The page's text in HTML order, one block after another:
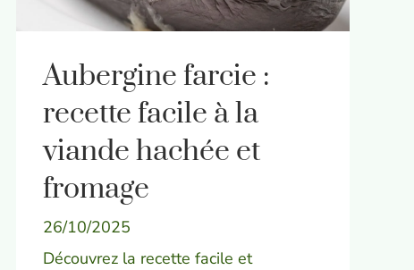
Aubergine farcie :
recette facile à la
viande hachée et
fromage
26/10/2025
Découvrez la recette facile et